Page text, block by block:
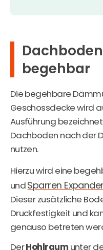
begehbar
Die begehbare
Geschossdecke wird
Ausführung
Dachboden nach der
nutzen.
Hierzu wird eine
undSparren Expander
Dieser zusätzliche
Druckfestigkeit und
genauso betreten
DerHohlraum unter